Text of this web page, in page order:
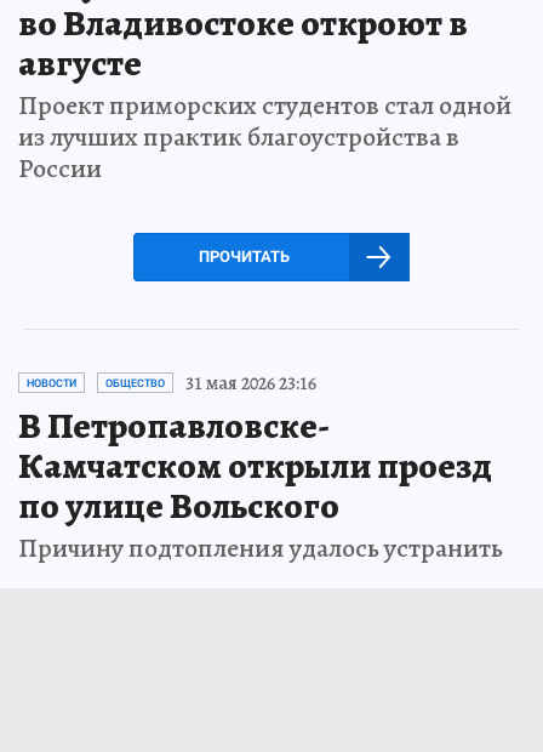
во Владивостоке откроют в
августе
Проект приморских студентов стал одной
из лучших практик благоустройства в
России
ПРОЧИТАТЬ
НОВОСТИ ОБЩЕСТВО 31 мая 2026 23:16
В Петропавловске-
Камчатском открыли проезд
по улице Вольского
Причину подтопления удалось устранить